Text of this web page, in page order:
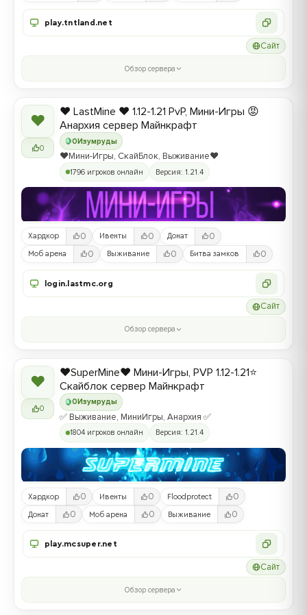
play.tntland.net
Сайт
Обзор сервера
❤
0
0Изумруды
❤️ LastMine ❤️ 1.12-1.21 PvP, Мини-Игры 😡
Анархия сервер Майнкрафт
❤️Мини-Игры, СкайБлок, Выживание❤️
1796 игроков онлайн Версия: 1.21.4
Хардкор 0 Ивенты 0 Донат 0
Моб арена 0 Выживание 0 Битва замков 0
login.lastmc.org
Сайт
Обзор сервера
❤
0
0 Изумруды
❤️SuperMine❤️ Мини-Игры, PVP 1.12-1.21⭐
Скайблок сервер Майнкрафт
✅ Выживание, МиниИгры, Анархия ✅
1804 игроков онлайн Версия: 1.21.4
Хардкор 0 Ивенты 0 Floodprotect 0
Донат 0 Моб арена 0 Выживание 0
play.mcsuper.net
Сайт
Обзор сервера